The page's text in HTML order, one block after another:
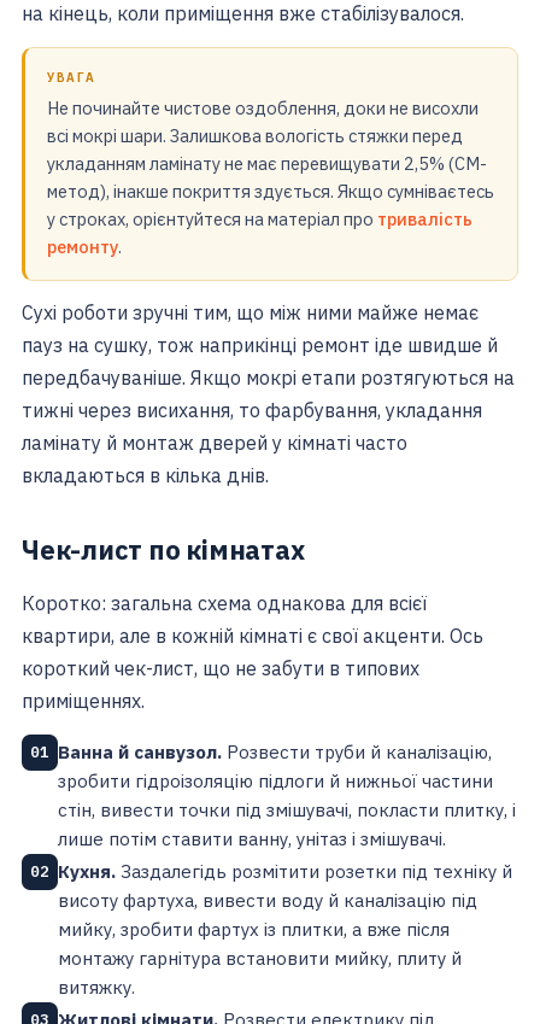
на кінець, коли приміщення вже стабілізувалося.
УВАГА
Не починайте чистове оздоблення, доки не висохли
всі мокрі шари. Залишкова вологість стяжки перед
укладанням ламінату не має перевищувати 2,5% (CM-
метод), інакше покриття здується. Якщо сумніваєтесь
у строках, орієнтуйтеся на матеріал про тривалість
ремонту.
Сухі роботи зручні тим, що між ними майже немає
пауз на сушку, тож наприкінці ремонт іде швидше й
передбачуваніше. Якщо мокрі етапи розтягуються на
тижні через висихання, то фарбування, укладання
ламінату й монтаж дверей у кімнаті часто
вкладаються в кілька днів.
Чек-лист по кімнатах
Коротко: загальна схема однакова для всієї
квартири, але в кожній кімнаті є свої акценти. Ось
короткий чек-лист, що не забути в типових
приміщеннях.
01 Ванна й санвузол. Розвести труби й каналізацію,
зробити гідроізоляцію підлоги й нижньої частини
стін, вивести точки під змішувачі, покласти плитку, і
лише потім ставити ванну, унітаз і змішувачі.
02 Кухня. Заздалегідь розмітити розетки під техніку й
висоту фартуха, вивести воду й каналізацію під
мийку, зробити фартух із плитки, а вже після
монтажу гарнітура встановити мийку, плиту й
витяжку.